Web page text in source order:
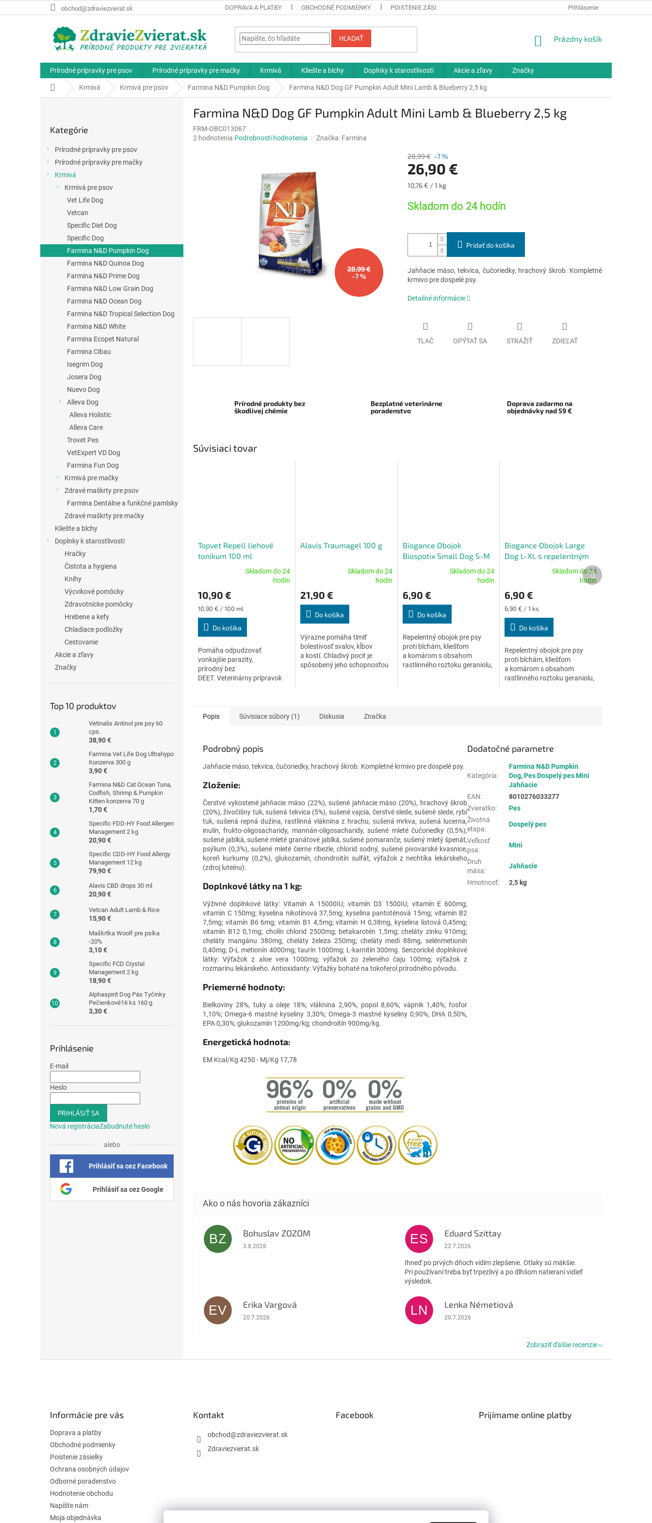
na
obchod@zdraviezvierat.sk DOPRAVA A PLATBY OBCHODNÉ PODMIENKY POISTENIE ZÁSIELKY ODBORNÉ
Prihlásenie
HĽADAŤ
NÁKUPNÝ
Prázdny košík
Prírodné prípravky pre psov Prírodné prípravky pre mačky Krmivá Kliešte a blchy Doplnky k starostlivosti Akcie a zľavy Značky
DomovKrmivá Krmivá pre psov Farmina N&D Pumpkin Dog Farmina N&D Dog GF Pumpkin Adult Mini Lamb & Blueberry 2,5 kg
kategórie
Kategórie
Prírodné prípravky pre psov
Prírodné prípravky pre mačky
Krmivá
Krmivá pre psov
Vet Life Dog
Vetcan
Specific Diet Dog
Specific Dog
Farmina N&D Pumpkin Dog
Farmina N&D Quinoa Dog
Farmina N&D Prime Dog
Farmina N&D Low Grain Dog
Farmina N&D Ocean Dog
Farmina N&D Tropical Selection Dog
Farmina N&D White
Farmina Ecopet Natural
Farmina Cibau
Isegrim Dog
Josera Dog
Nuevo Dog
Alleva Dog
Alleva Holistic
Alleva Care
Trovet Pes
VetExpert VD Dog
Farmina Fun Dog
Krmivá pre mačky
Zdravé maškrty pre psov
Farmina Dentálne a funkčné pamlsky
Zdravé maškrty pre mačky
Kliešte a blchy
Doplnky k starostlivosti
Hračky
Čistota a hygiena
Knihy
Výcvikové pomôcky
Zdravotnícke pomôcky
Hrebene a kefy
Chladiace podložky
Cestovanie
Akcie a zľavy
Značky
Top 10 produktov
Vetinalis Antinol pre psy 60
cps.
38,90 €
Farmina Vet Life Dog Ultrahypo
Konzerva 300 g
3,90 €
Farmina N&D Cat Ocean Tuna,
Codfish, Shrimp & Pumpkin
Kitten konzerva 70 g
1,70 €
Specific FDD-HY Food Allergen
Management 2 kg
20,90 €
Specific CDD-HY Food Allergy
Management 12 kg
79,90 €
Alavis CBD drops 30 ml
20,90 €
Vetcan Adult Lamb & Rice
15,90 €
Maškrtka Woolf pre psíka
-20%
3,10 €
Specific FCD Crystal
Management 2 kg
18,90 €
Alphaspirit Dog Pás Tyčinky
Pečienkové16 ks 160 g
3,30 €
Prihlásenie
E-mail
Heslo
PRIHLÁSIŤ SA
Nová registráciaZabudnuté heslo
alebo
Prihlásiť sa cez Facebook
Prihlásiť sa cez Google
Farmina N&D Dog GF Pumpkin Adult Mini Lamb & Blueberry 2,5 kg
FRM-OBC013067
Priemerné
2 hodnotenia Podrobnosti hodnotenia Značka: Farmina
28,99 €
–7 %
28,99 € –7 %
26,90 €
Jednotková
10,76 € / 1 kg
Skladom do 24 hodín
Pridať do košíka
Jahňacie mäso, tekvica, čučoriedky, hrachový škrob. Kompletné
krmivo pre dospelé psy.
Detailné informácie
TLAČ OPÝTAŤ SA STRÁŽIŤ ZDIEĽAŤ
Prírodné produkty bez
škodlivej chémie
Bezplatné veterinárne
poradenstvo
Doprava zadarmo na
objednávky nad 59 €
Súvisiaci tovar
Topvet Repell liehové
tonikum 100 ml
produktu
4,8
Skladom do 24
hodín
10,90 €
Jednotková
cena:
10,90 € / 100 ml
Do košíka
Pomáha odpudzovať
vonkajšie parazity,
prírodný bez
DEET. Veterinárny prípravok
Alavis Traumagel 100 g
produktu
je
5,0
z
hviezdičiek.
Skladom do 24
hodín
21,90 €
Do košíka
Výrazne pomáha tlmiť
bolestivosť svalov, kĺbov
a kostí. Chladivý pocit je
spôsobený jeho schopnosťou
Biogance Obojok
Biospotix Small Dog S-M
s repelentným účinkom
produktu
je
4,5
z
hviezdičiek.
Skladom do 24
hodín
6,90 €
Do košíka
Repelentný obojok pre psy
proti blchám, kliešťom
a komárom s obsahom
rastlinného roztoku geraniolu,
Biogance Obojok Large
Dog L-XL s repelentným
účinkom 75 cm (nad 30
produktu
4,8
Skladom do 24
hodín
6,90 €
Jednotková
cena:
6,90 € / 1 ks
Do košíka
Repelentný obojok pre psy
proti blchám, kliešťom
a komárom s obsahom
rastlinného roztoku geraniolu,
Ďalší
produkt
Popis Súvisiace súbory (1) Diskusia Značka
Podrobný popis
Jahňacie mäso, tekvica, čučoriedky, hrachový škrob. Kompletné krmivo pre dospelé psy.
Zloženie:
Čerstvé vykostené jahňacie mäso (22%), sušené jahňacie mäso (20%), hrachový škrob
(20%), živočíšny tuk, sušená tekvica (5%), sušené vajcia, čerstvé slede, sušené slede, rybí
tuk, sušená repná dužina, rastlinná vláknina z hrachu, sušená mrkva, sušená lucerna,
inulín, frukto-oligosacharidy, mannán-oligosacharidy, sušené mleté čučoriedky (0,5%),
sušené jablká, sušené mleté granátové jablká, sušené pomaranče, sušený mletý špenát,
psýlium (0,3%), sušené mleté čierne ríbezle, chlorid sodný, sušené pivovarské kvasnice,
koreň kurkumy (0,2%), glukozamín, chondroitín sulfát, výťažok z nechtíka lekárskeho
(zdroj luteínu).
Doplnkové látky na 1 kg:
Výživné doplnkové látky: Vitamín A 15000IU; vitamín D3 1500IU; vitamín E 600mg;
vitamín C 150mg; kyselina nikotínová 37,5mg; kyselina pantoténová 15mg; vitamín B2
7,5mg; vitamín B6 6mg; vitamín B1 4,5mg; vitamín H 0,38mg, kyselina listová 0,45mg;
vitamín B12 0,1mg; cholín chlorid 2500mg; betakarotén 1,5mg; cheláty zinku 910mg;
cheláty mangánu 380mg; cheláty železa 250mg; cheláty medi 88mg, selénmetionín
0,40mg; D-L metionín 4000mg; taurín 1000mg; L-karnitín 300mg. Senzorické doplnkové
látky: Výťažok z aloe vera 1000mg; výťažok zo zeleného čaju 100mg; výťažok z
rozmarínu lekárskeho. Antioxidanty: Výťažky bohaté na tokoferol prírodného pôvodu.
Priemerné hodnoty:
Bielkoviny 28%, tuky a oleje 18%; vláknina 2,90%, popol 8,60%; vápnik 1,40%; fosfor
1,10%; Omega-6 mastné kyseliny 3,30%; Omega-3 mastné kyseliny 0,90%; DHA 0,50%,
EPA 0,30%; glukozamín 1200mg/kg; chondroitín 900mg/kg.
Energetická hodnota:
EM Kcal/Kg 4250 - Mj/Kg 17,78
Dodatočné parametre
Kategória:
Farmina N&D Pumpkin
Dog,Pes Dospelý pes Mini
Jahňacie
EAN:
8010276033277
Zvieratko:
Pes
Životná
etapa:
Dospelý pes
Veľkosť
psa:
Mini
Druh
mäsa:
Jahňacie
Hmotnosť: 2,5 kg
BZ Bohuslav ZOZOM
Hodnotenie obchodu je 5 z 5 hviezdičiek.
3.8.2026 ES Eduard Szittay
Hodnotenie obchodu je 5 z 5 hviezdičiek.
22.7.2026
Ihneď po prvých dňoch vidím zlepšenie. Otlaky sú mäkšie.
Pri používaní treba byť trpezlivý a po dlhšom natieraní vidieť
výsledok.
EV Erika Vargová
Hodnotenie obchodu je 5 z 5 hviezdičiek.
20.7.2026 LN Lenka Németiová
Hodnotenie obchodu je 5 z 5 hviezdičiek.
20.7.2026
Zobraziť ďalšie recenzie
Informácie pre vás
Doprava a platby
Obchodné podmienky
Poistenie zásielky
Ochrana osobných údajov
Odborné poradenstvo
Hodnotenie obchodu
Napíšte nám
Moja objednávka
Kontakt
obchod@zdraviezvierat.sk
Zdraviezvierat.sk
Facebook Prijímame online platby